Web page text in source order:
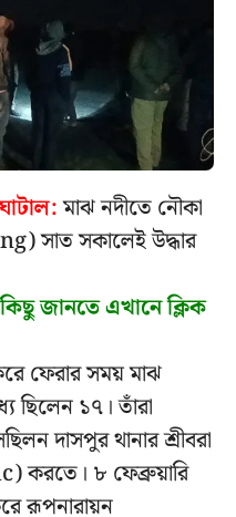
মাঝ নদীতে নৌকা
সাত সকালেই উদ্ধার
জানতে এখানে ক্লিক
ফেরার সময় মাঝ
ছিলেন ১৭। তাঁরা
দাসপুর থানার শ্রীবরা
করতে। ৮ ফেব্রুয়ারি
রূপনারায়ন